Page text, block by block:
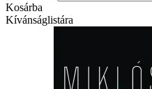
Kosárba
Kívánságlistára